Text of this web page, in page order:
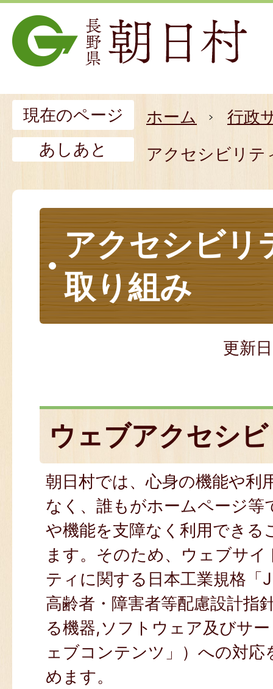
現在のページ ホーム
行政
あしあと
アクセシビリテ
アクセシビリ
取り組み
更新
ウェブアクセシ
朝日村では、心身の機能や利
なく、誰もがホームページ等
や機能を支障なく利用できる
ます。そのため、ウェブサ
ティに関する日本工業規格
高齢者・障害者等配慮設計指
る機器,ソフトウェア及びサ
ェブコンテンツ」）への対応
めます。